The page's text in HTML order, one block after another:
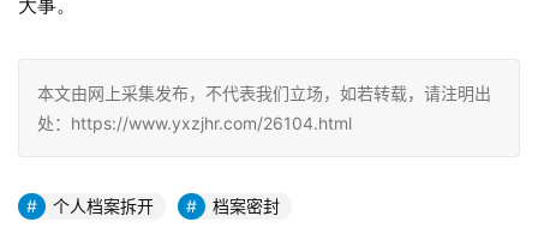
大事。
本文由网上采集发布，不代表我们立场，如若转载，请注明出
处：https://www.yxzjhr.com/26104.html
个人档案拆开 档案密封